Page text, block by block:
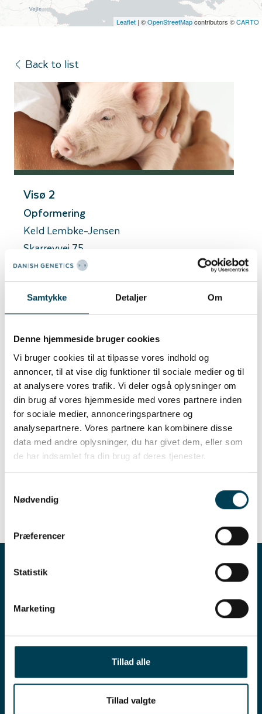
Samtykke Detaljer Om
Denne hjemmeside bruger cookies
Vi bruger cookies til at tilpasse vores indhold og
annoncer, til at vise dig funktioner til sociale medier og til
at analysere vores trafik. Vi deler også oplysninger om
din brug af vores hjemmeside med vores partnere inden
for sociale medier, annonceringspartnere og
analysepartnere. Vores partnere kan kombinere disse
data med andre oplysninger, du har givet dem, eller som
de har indsamlet fra din brug af deres tjenester.
Nødvendig
Præferencer
Statistik
Marketing
Tillad alle
Tillad valgte
Back to list
Visø 2
Opformering
Keld Lembke-Jensen
Skarrevvej 75
6200 Aabenraa
Tlf:+45 2125 6002
E-mail:keld@visoe.dk
Se CHR status
slagtedyr. Den mission deler vi med vores 25
professionelle partnere af avlere,
forhandlere og opformeringer. Med et
stærkt genetisk bagland og 100 års erfaring
i branchen har vi den nødvendige viden og de
rette værktøjer til at hjælpe vores kunder
med at skabe den bedste forretning.
Leaflet | ©OpenStreetMapcontributors ©CARTO